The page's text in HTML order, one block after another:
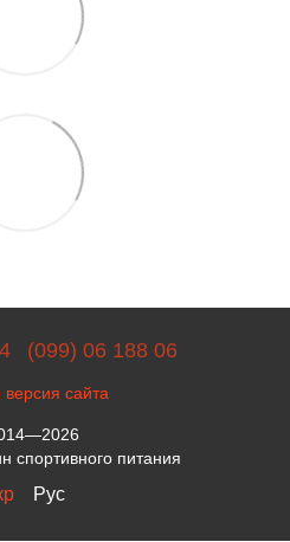
(099) 06 188 06
сайта
спортивного питания
Рус